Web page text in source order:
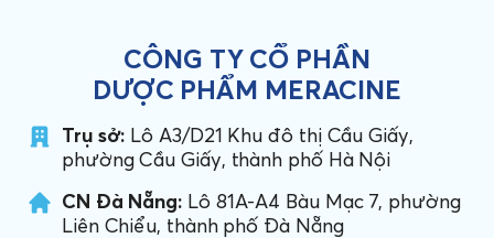
CÔNG TY CỔ PHẦN
DƯỢC PHẨM MERACINE
Trụ sở: Lô A3/D21 Khu đô thị Cầu Giấy,
phường Cầu Giấy, thành phố Hà Nội
CN Đà Nẵng: Lô 81A-A4 Bàu Mạc 7, phường
Liên Chiểu, thành phố Đà Nẵng